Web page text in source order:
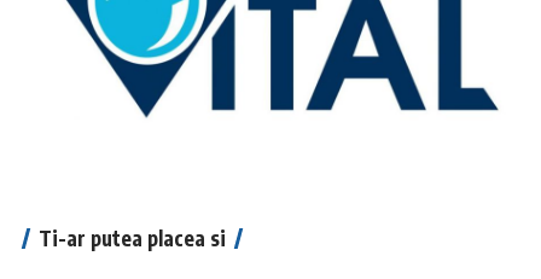
Ti-ar putea placea si